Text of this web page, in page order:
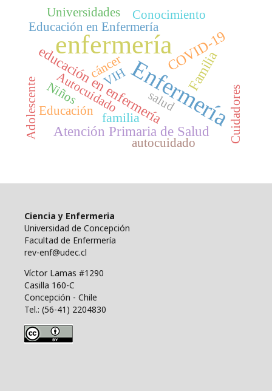
enfermería
Enfermería
educación en enfermería
Atención Primaria de Salud
COVID-19
Familia
familia
Autocuidado
Educación en Enfermería
Conocimiento
salud
Universidades
autocuidado
Educación Cuidadores
VIH
Adolescente
cáncer
Niños
Ciencia y Enfermeria
Universidad de Concepción
Facultad de Enfermería
rev-enf@udec.cl
Víctor Lamas #1290
Casilla 160-C
Concepción - Chile
Tel.: (56-41) 2204830